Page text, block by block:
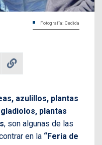
Fotografía: Cedida
azulillos, plantas
plantas
, son algunas de las
en la “Feria de